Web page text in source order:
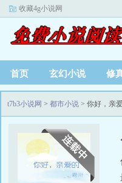
收藏4g小说网
首页 玄幻小说 修
t7b3小说网 > 都市小说 > 你好，亲